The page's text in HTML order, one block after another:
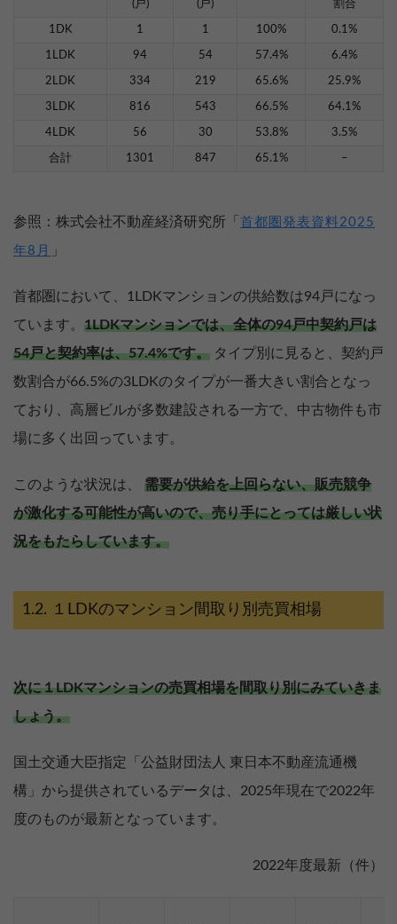
(戸) (戸) 割合
1DK 1 1 100% 0.1%
1LDK 94 54 57.4% 6.4%
2LDK 334 219 65.6% 25.9%
3LDK 816 543 66.5% 64.1%
4LDK 56 30 53.8% 3.5%
合計 1301 847 65.1% –
参照：株式会社不動産経済研究所「 首都圏発表資料2025
年8月 」
首都圏において、1LDKマンションの供給数は94戸になっ
ています。 1LDKマンションでは、全体の94戸中契約戸は
54戸と契約率は、57.4%です。 タイプ別に見ると、契約戸
数割合が66.5%の3LDKのタイプが一番大きい割合となっ
ており、高層ビルが多数建設される一方で、中古物件も市
場に多く出回っています。
このような状況は、 需要が供給を上回らない、販売競争
が激化する可能性が高いので、売り手にとっては厳しい状
況をもたらしています。
１LDKのマンション間取り別売買相場
次に１LDKマンションの売買相場を間取り別にみていきま
しょう。
国土交通大臣指定「公益財団法人 東日本不動産流通機
構」から提供されているデータは、2025年現在で2022年
度のものが最新となっています。
2022年度最新（件）